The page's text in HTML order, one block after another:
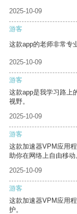
2025-10-09
游客
这款app的老师非常专
2025-10-09
游客
这款app是我学习路上
视野。
2025-10-09
游客
这款加速器VPM应用
助你在网络上自由移动
2025-10-09
游客
这款加速器VPM应用
护。